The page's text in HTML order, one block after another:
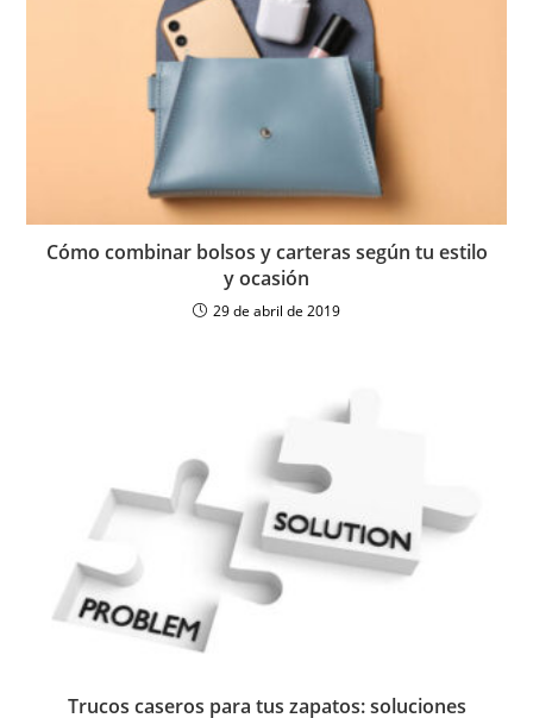
Cómo combinar bolsos y carteras según tu estilo
y ocasión
29 de abril de 2019
Trucos caseros para tus zapatos: soluciones